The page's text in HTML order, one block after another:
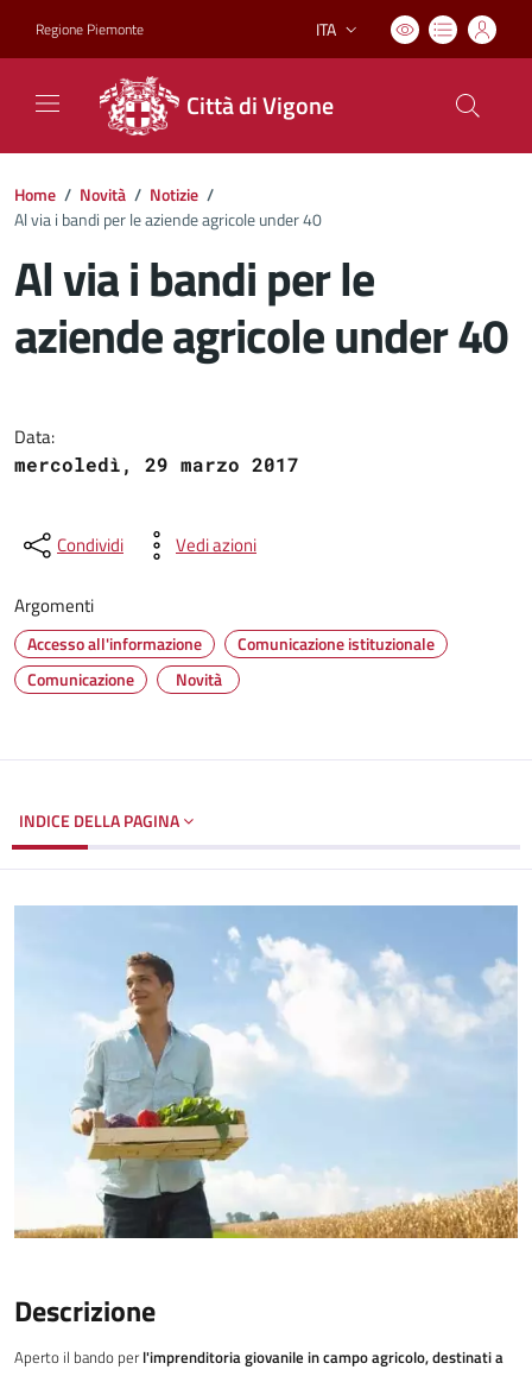
Regione Piemonte Lingua attiva:
ITA
Città di Vigone
Home / Novità / Notizie /
Al via i bandi per le aziende agricole under 40
Al via i bandi per le
aziende agricole under 40
Data:
mercoledì, 29 marzo 2017
Condividi Vedi azioni
Argomenti
Accesso all'informazione
Comunicazione istituzionale
Comunicazione
Novità
INDICE DELLA PAGINA
Descrizione
Aperto il bando perl'imprenditoria giovanile in campo agricolo, destinati a